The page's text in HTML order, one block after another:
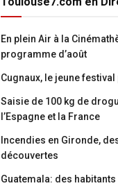
En plein Air à la
programme d’août
Cugnaux, le jeune
Saisie de 100 kg de
l’Espagne et la France
Incendies en Gironde,
découvertes
Guatemala: des